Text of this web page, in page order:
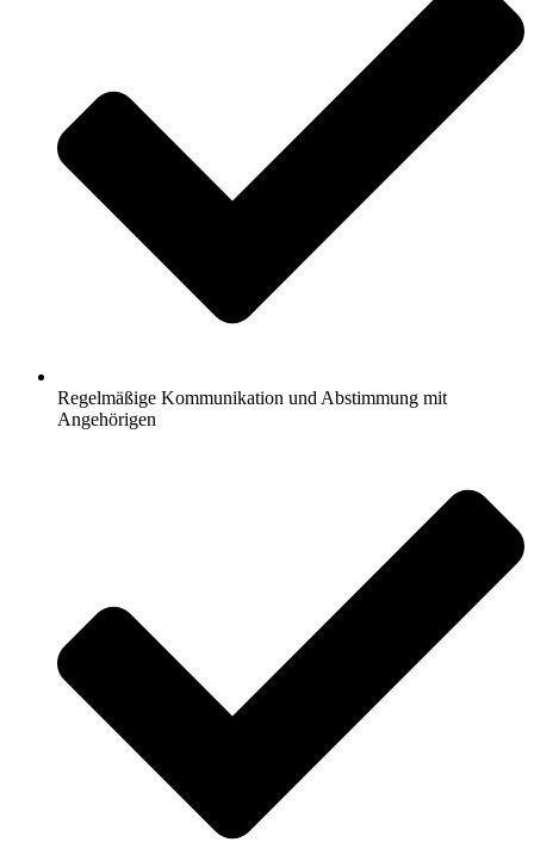
Regelmäßige Kommunikation und Abstimmung mit
Angehörigen